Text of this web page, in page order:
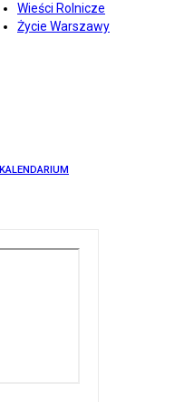
Wieści Rolnicze
Życie Warszawy
KALENDARIUM